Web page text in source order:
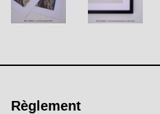
Règlement